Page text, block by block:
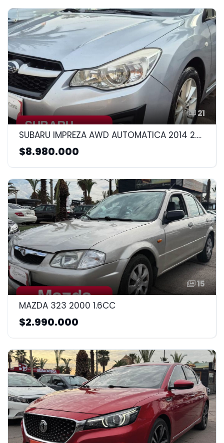
21
SUBARU IMPREZA AWD AUTOMATICA 2014 2.0CC
$8.980.000
15
MAZDA 323 2000 1.6CC
$2.990.000